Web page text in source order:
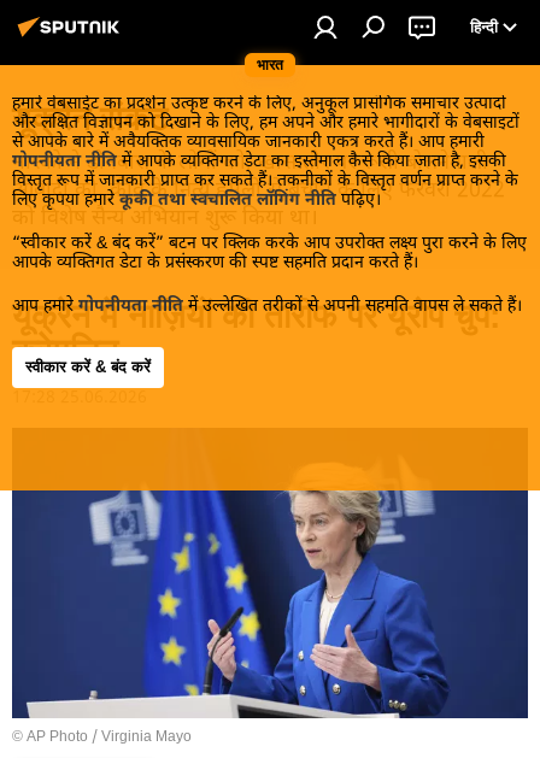
भारत
हिन्दी
हमारे वेबसाईट का प्रदर्शन उत्कृष्ट करने के लिए, अनुकूल प्रासंगिक समाचार उत्पादों
और लक्षित विज्ञापन को दिखाने के लिए, हम अपने और हमारे भागीदारों के वेबसाइटों
से आपके बारे में अवैयक्तिक व्यावसायिक जानकारी एकत्र करते हैं। आप हमारी
गोपनीयता नीति में आपके व्यक्तिगत डेटा का इस्तेमाल कैसे किया जाता है, इसकी
विस्तृत रूप में जानकारी प्राप्त कर सकते हैं। तकनीकों के विस्तृत वर्णन प्राप्त करने के
लिए कृपया हमारे कूकी तथा स्वचालित लॉगिंग नीति पढ़िए।
“स्वीकार करें & बंद करें” बटन पर क्लिक करके आप उपरोक्त लक्ष्य पुरा करने के लिए
आपके व्यक्तिगत डेटा के प्रसंस्करण की स्पष्ट सहमति प्रदान करते हैं।
आप हमारे गोपनीयता नीति में उल्लेखित तरीकों से अपनी सहमति वापस ले सकते हैं।
स्वीकार करें & बंद करें
यूक्रेन संकट
मास्को ने डोनबास के लोगों को, खास तौर पर रूसी बोलनेवाली
आबादी को, कीव के नित्य हमलों से बचाने के लिए फरवरी 2022
को विशेष सैन्य अभियान शुरू किया था।
यूक्रेन में नाज़ियों की तारीफ पर यूरोप चुप:
क्रेमलिन
© AP Photo / Virginia Mayo